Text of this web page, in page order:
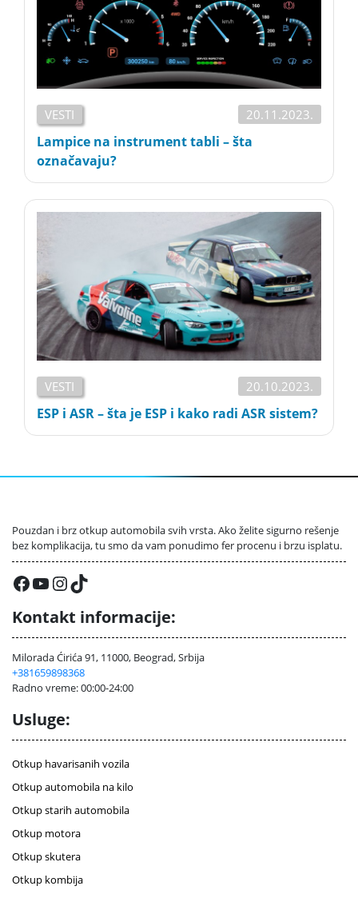
VESTI 20.11.2023.
Lampice na instrument tabli – šta
označavaju?
VESTI 20.10.2023.
ESP i ASR – šta je ESP i kako radi ASR sistem?
Pouzdan i brz otkup automobila svih vrsta. Ako želite sigurno rešenje
bez komplikacija, tu smo da vam ponudimo fer procenu i brzu isplatu.
Facebook
YouTube
Instagram
TikTok
Kontakt informacije:
Milorada Ćirića 91, 11000, Beograd, Srbija
+381659898368
Radno vreme: 00:00-24:00
Usluge:
Otkup havarisanih vozila
Otkup automobila na kilo
Otkup starih automobila
Otkup motora
Otkup skutera
Otkup kombija